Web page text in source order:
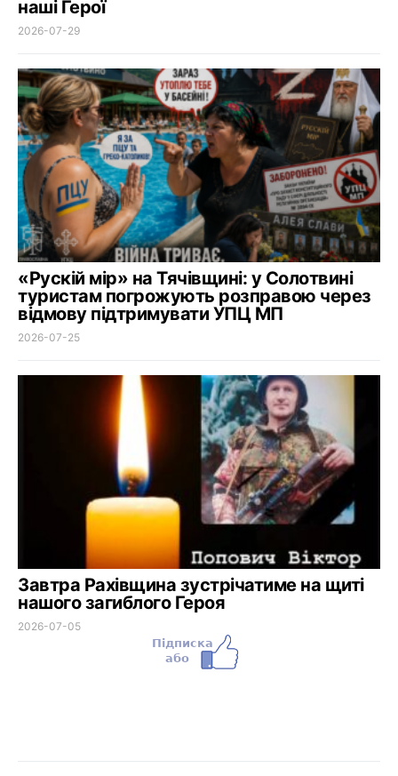
наші Герої
2026-07-29
«Рускій мір» на Тячівщині: у Солотвині
туристам погрожують розправою через
відмову підтримувати УПЦ МП
2026-07-25
Завтра Рахівщина зустрічатиме на щиті
нашого загиблого Героя
2026-07-05